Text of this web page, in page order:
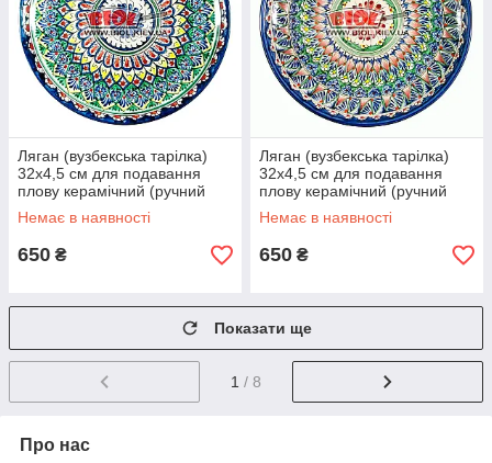
Ляган (вузбекська тарілка)
32х4,5 см для подавання
плову керамічний (ручний
розпис) (варіант 8)
Немає в наявності
650 ₴
Ляган (вузбекська тарілка)
32х4,5 см для подавання
плову керамічний (ручний
розпис) (варіант 9)
Немає в наявності
650 ₴
Показати ще
1 / 8
Про нас